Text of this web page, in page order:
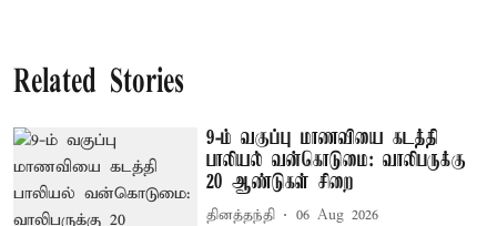
Related Stories
9-ம் வகுப்பு மாணவியை கடத்தி
பாலியல் வன்கொடுமை: வாலிபருக்கு
20 ஆண்டுகள் சிறை
தினத்தந்தி 06 Aug 2026